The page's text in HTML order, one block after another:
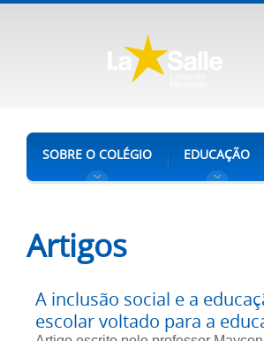
SOBRE O COLÉGIO EDUCAÇÃO
Artigos
A inclusão social e a
escolar voltado para a